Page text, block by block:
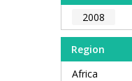
2008
Region
Africa